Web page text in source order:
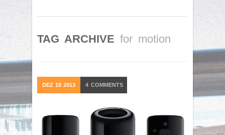
TAG ARCHIVE for motion
DEZ 19 2013 4 COMMENTS